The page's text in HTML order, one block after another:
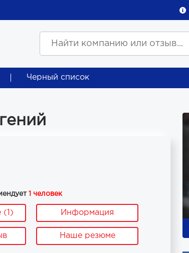
Черный список
1 человек
(1) Информация
Наше резюме